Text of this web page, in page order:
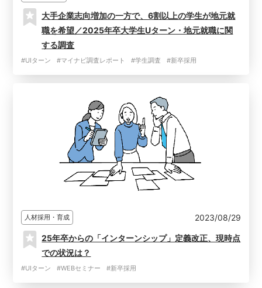
大手企業志向増加の一方で、6割以上の学生が地元就
職を希望／2025年卒大学生Uターン・地元就職に関
する調査
#UIターン #マイナビ調査レポート #学生調査 #新卒採用
人材採用・育成 2023/08/29
25年卒からの「インターンシップ」定義改正、現時点
での状況は？
#UIターン #WEBセミナー #新卒採用